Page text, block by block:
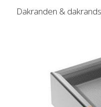
Dakranden &